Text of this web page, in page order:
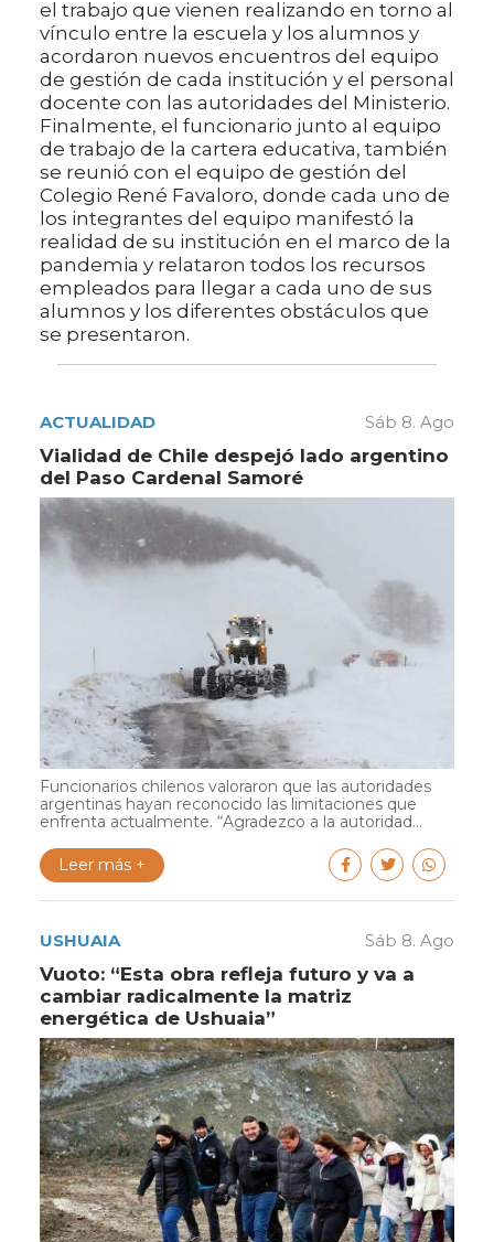
el trabajo que vienen realizando en torno al
vínculo entre la escuela y los alumnos y
acordaron nuevos encuentros del equipo
de gestión de cada institución y el personal
docente con las autoridades del Ministerio.
Finalmente, el funcionario junto al equipo
de trabajo de la cartera educativa, también
se reunió con el equipo de gestión del
Colegio René Favaloro, donde cada uno de
los integrantes del equipo manifestó la
realidad de su institución en el marco de la
pandemia y relataron todos los recursos
empleados para llegar a cada uno de sus
alumnos y los diferentes obstáculos que
se presentaron.
ACTUALIDAD Sáb 8. Ago
Vialidad de Chile despejó lado argentino
del Paso Cardenal Samoré
Funcionarios chilenos valoraron que las autoridades
argentinas hayan reconocido las limitaciones que
enfrenta actualmente. “Agradezco a la autoridad...
Leer más +
USHUAIA Sáb 8. Ago
Vuoto: “Esta obra refleja futuro y va a
cambiar radicalmente la matriz
energética de Ushuaia”